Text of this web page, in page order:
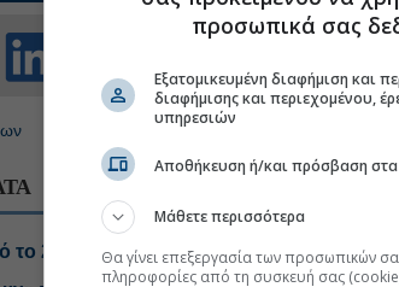
FOLLOW US
Ακολουθήστε τη σελίδα του
2023 οι τιμές τροφίμων παγκοσμίως
προσωπικά σας
Εξατομικευμένη διαφήμιση και
διαφήμισης και περιεχομένου,
υπηρεσιών
Αποθήκευση ή/και πρόσβαση στα
Μάθετε περισσότερα
Θα γίνει επεξεργασία των προσωπικών
πληροφορίες από τη συσκευή σας